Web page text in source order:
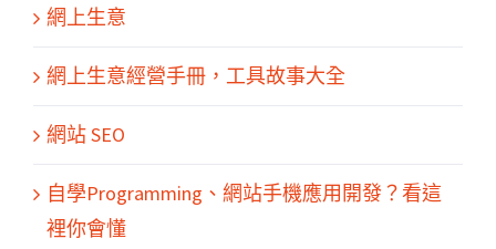
網上生意
網上生意經營手冊，工具故事大全
網站 SEO
自學Programming、網站手機應用開發？看這
裡你會懂
關於我們